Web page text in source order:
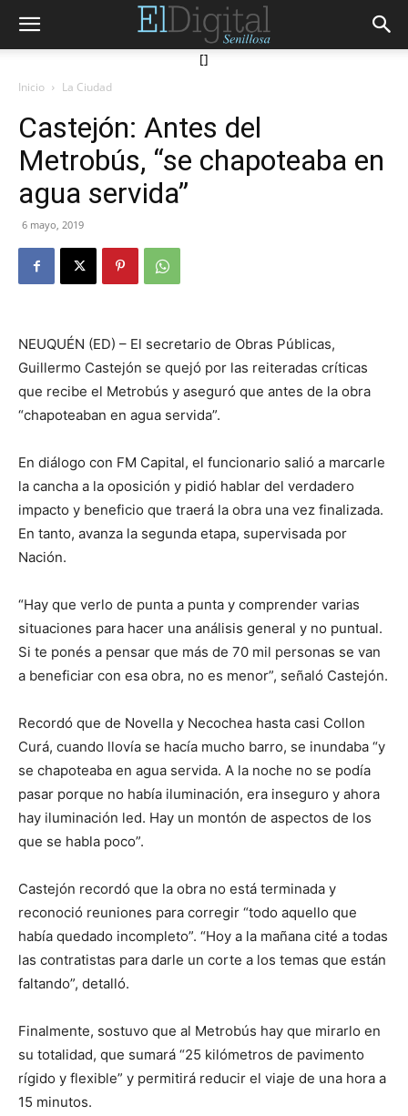
[]
Inicio La Ciudad
Castejón: Antes del
Metrobús, “se chapoteaba en
agua servida”
6 mayo, 2019
NEUQUÉN (ED) – El secretario de Obras Públicas,
Guillermo Castejón se quejó por las reiteradas críticas
que recibe el Metrobús y aseguró que antes de la obra
“chapoteaban en agua servida”.
En diálogo con FM Capital, el funcionario salió a marcarle
la cancha a la oposición y pidió hablar del verdadero
impacto y beneficio que traerá la obra una vez finalizada.
En tanto, avanza la segunda etapa, supervisada por
Nación.
“Hay que verlo de punta a punta y comprender varias
situaciones para hacer una análisis general y no puntual.
Si te ponés a pensar que más de 70 mil personas se van
a beneficiar con esa obra, no es menor”, señaló Castejón.
Recordó que de Novella y Necochea hasta casi Collon
Curá, cuando llovía se hacía mucho barro, se inundaba “y
se chapoteaba en agua servida. A la noche no se podía
pasar porque no había iluminación, era inseguro y ahora
hay iluminación led. Hay un montón de aspectos de los
que se habla poco”.
Castejón recordó que la obra no está terminada y
reconoció reuniones para corregir “todo aquello que
había quedado incompleto”. “Hoy a la mañana cité a todas
las contratistas para darle un corte a los temas que están
faltando”, detalló.
Finalmente, sostuvo que al Metrobús hay que mirarlo en
su totalidad, que sumará “25 kilómetros de pavimento
rígido y flexible” y permitirá reducir el viaje de una hora a
15 minutos.